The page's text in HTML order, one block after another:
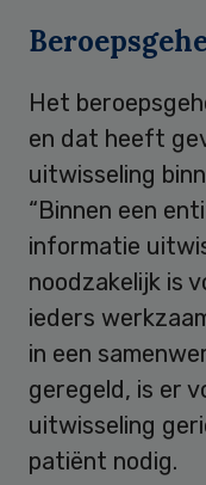
Het
en dat heeft
uitwisseling
“Binnen een
informatie
noodzakelijk is
ieders
in een
geregeld, is er
uitwisseling
patiënt nodig.